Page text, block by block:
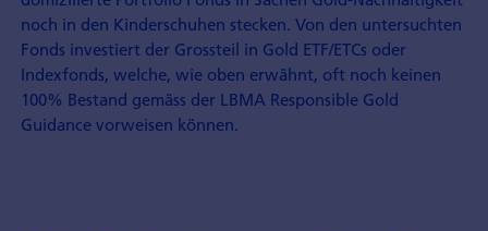
noch in den Kinderschuhen stecken. Von den untersuchten
Fonds investiert der Grossteil in Gold ETF/ETCs oder
Indexfonds, welche, wie oben erwähnt, oft noch keinen
100% Bestand gemäss der LBMA Responsible Gold
Guidance vorweisen können.